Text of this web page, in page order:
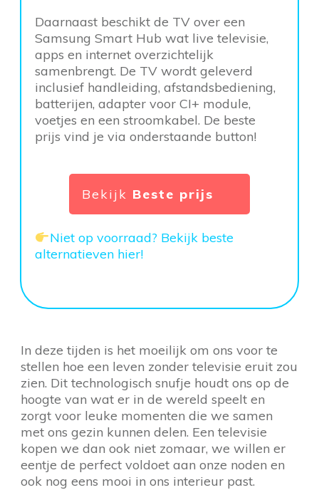
Daarnaast beschikt de TV over een
Samsung Smart Hub wat live televisie,
apps en internet overzichtelijk
samenbrengt. De TV wordt geleverd
inclusief handleiding, afstandsbediening,
batterijen, adapter voor CI+ module,
voetjes en een stroomkabel. De beste
prijs vind je via onderstaande button!
Bekijk Beste prijs
Niet op voorraad? Bekijk beste
alternatieven hier!
In deze tijden is het moeilijk om ons voor te
stellen hoe een leven zonder televisie eruit zou
zien. Dit technologisch snufje houdt ons op de
hoogte van wat er in de wereld speelt en
zorgt voor leuke momenten die we samen
met ons gezin kunnen delen. Een televisie
kopen we dan ook niet zomaar, we willen er
eentje de perfect voldoet aan onze noden en
ook nog eens mooi in ons interieur past.